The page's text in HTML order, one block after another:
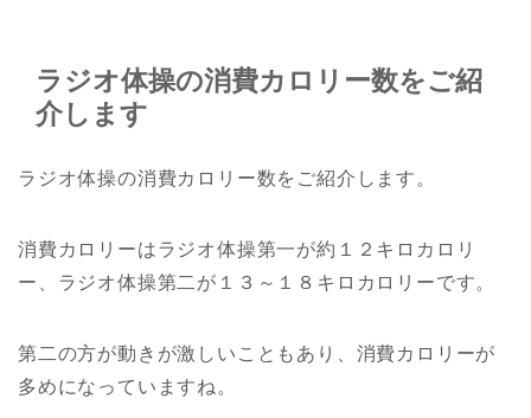
ラジオ体操の消費カロリー数をご紹
介します
ラジオ体操の消費カロリー数をご紹介します。
消費カロリーはラジオ体操第一が約１２キロカロリ
ー、ラジオ体操第二が１３～１８キロカロリーです。
第二の方が動きが激しいこともあり、消費カロリーが
多めになっていますね。